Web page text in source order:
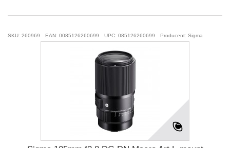
SKU: 260969 EAN: 0085126260699 UPC: 085126260699 Producent: Sigma